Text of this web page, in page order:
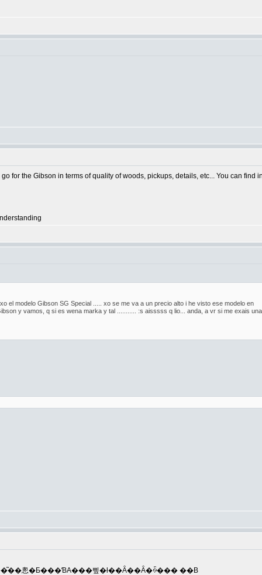
for the Gibson in terms of quality of woods, pickups, details, etc... You can find
modelo Gibson SG Special ..... xo se me va a un precio alto i he visto ese modelo en
y vamos, q si es wena marka y tal ........... :s aisssss q lio... anda, a vr si me exais una
悤�Ƃ���ƁA���삪�ł��Ȃ��Ȃ�ꍇ��� ��B